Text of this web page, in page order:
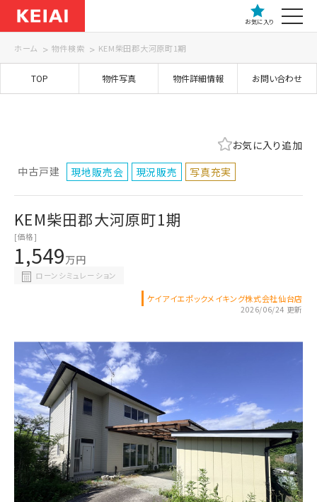
お気に入り
ホーム 物件検索 KEM柴田郡大河原町1期
TOP 物件写真 物件詳細情報 お問い合わせ
中古戸建 現地販売会 現況販売 写真充実
お気に入り追加
KEM柴田郡大河原町1期
[価格]
1,549万円
ローンシミュレーション
ケイアイエポックメイキング株式会社仙台店
2026/06/24 更新